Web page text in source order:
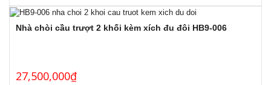
Nhà chòi cầu trượt 2 khối kèm xích đu đôi HB9-006
27,500,000₫